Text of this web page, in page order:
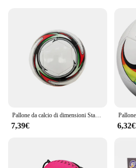
Usage and Purpose: Ideal for
Performance and Property:
ball control
Parts and Accessories: Comes
Features:
|Wholesale|
**Enhanced Training
The palle calcio, designed for
these training balls are built to
7,39€ 6,32€